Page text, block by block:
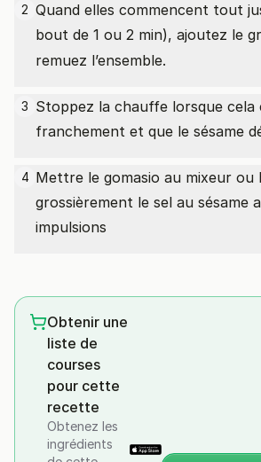
2 Quand elles commencent tout
bout de 1 ou 2 min), ajoutez le
remuez l’ensemble.
3 Stoppez la chauffe lorsque cela
franchement et que le sésame
4 Mettre le gomasio au mixeur ou
grossièrement le sel au sésame
impulsions
Obtenir une
liste de
courses
pour cette
recette
Obtenez les
ingrédients